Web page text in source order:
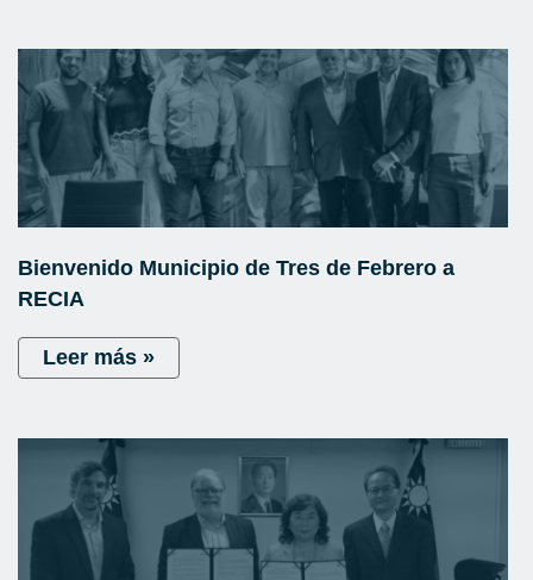
Bienvenido Municipio de Tres de Febrero a
RECIA
Leer más »